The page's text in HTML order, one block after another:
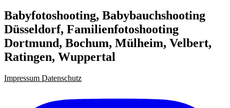
Babyfotoshooting, Babybauchshooting
Düsseldorf, Familienfotoshooting
Dortmund, Bochum, Mülheim, Velbert,
Ratingen, Wuppertal
Impressum Datenschutz